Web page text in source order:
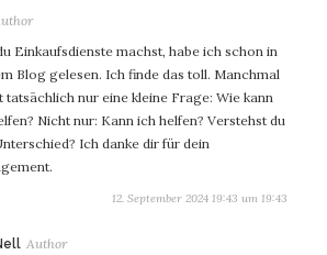
sagt:
Einkaufsdienste machst, habe ich schon in
Blog gelesen. Ich finde das toll. Manchmal
tatsächlich nur eine kleine Frage: Wie kann
Nicht nur: Kann ich helfen? Verstehst du
Ich danke dir für dein
12. September 2024 19:43 um 19:43
sagt: